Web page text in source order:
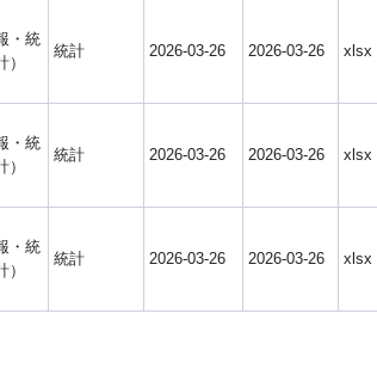
・統
統計 2026-03-26 2026-03-26 xlsx
・統
統計 2026-03-26 2026-03-26 xlsx
・統
統計 2026-03-26 2026-03-26 xlsx